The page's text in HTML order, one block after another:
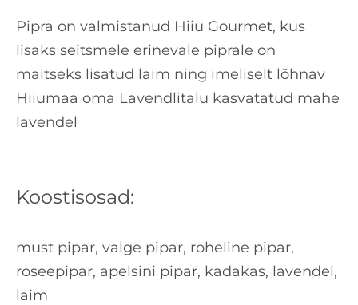
Pipra on valmistanud Hiiu Gourmet, kus
lisaks seitsmele erinevale piprale on
maitseks lisatud laim ning imeliselt lõhnav
Hiiumaa oma Lavendlitalu kasvatatud mahe
lavendel
Koostisosad:
must pipar, valge pipar, roheline pipar,
roseepipar, apelsini pipar, kadakas, lavendel,
laim